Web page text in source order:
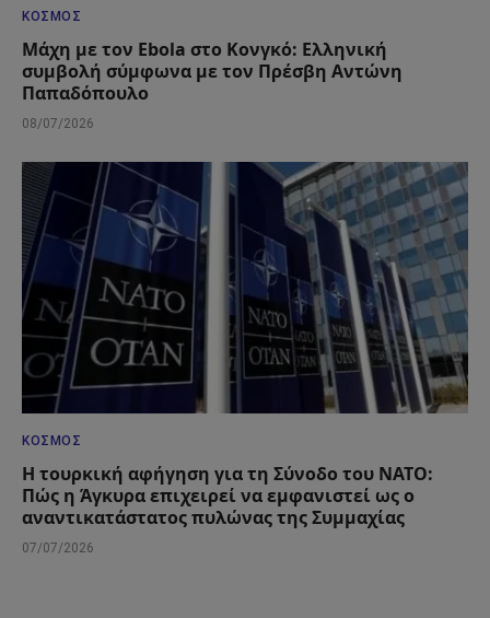
ΚΌΣΜΟΣ
Μάχη με τον Ebola στο Κονγκό: Ελληνική
συμβολή σύμφωνα με τον Πρέσβη Αντώνη
Παπαδόπουλο
08/07/2026
ΚΌΣΜΟΣ
Η τουρκική αφήγηση για τη Σύνοδο του ΝΑΤΟ:
Πώς η Άγκυρα επιχειρεί να εμφανιστεί ως ο
αναντικατάστατος πυλώνας της Συμμαχίας
07/07/2026